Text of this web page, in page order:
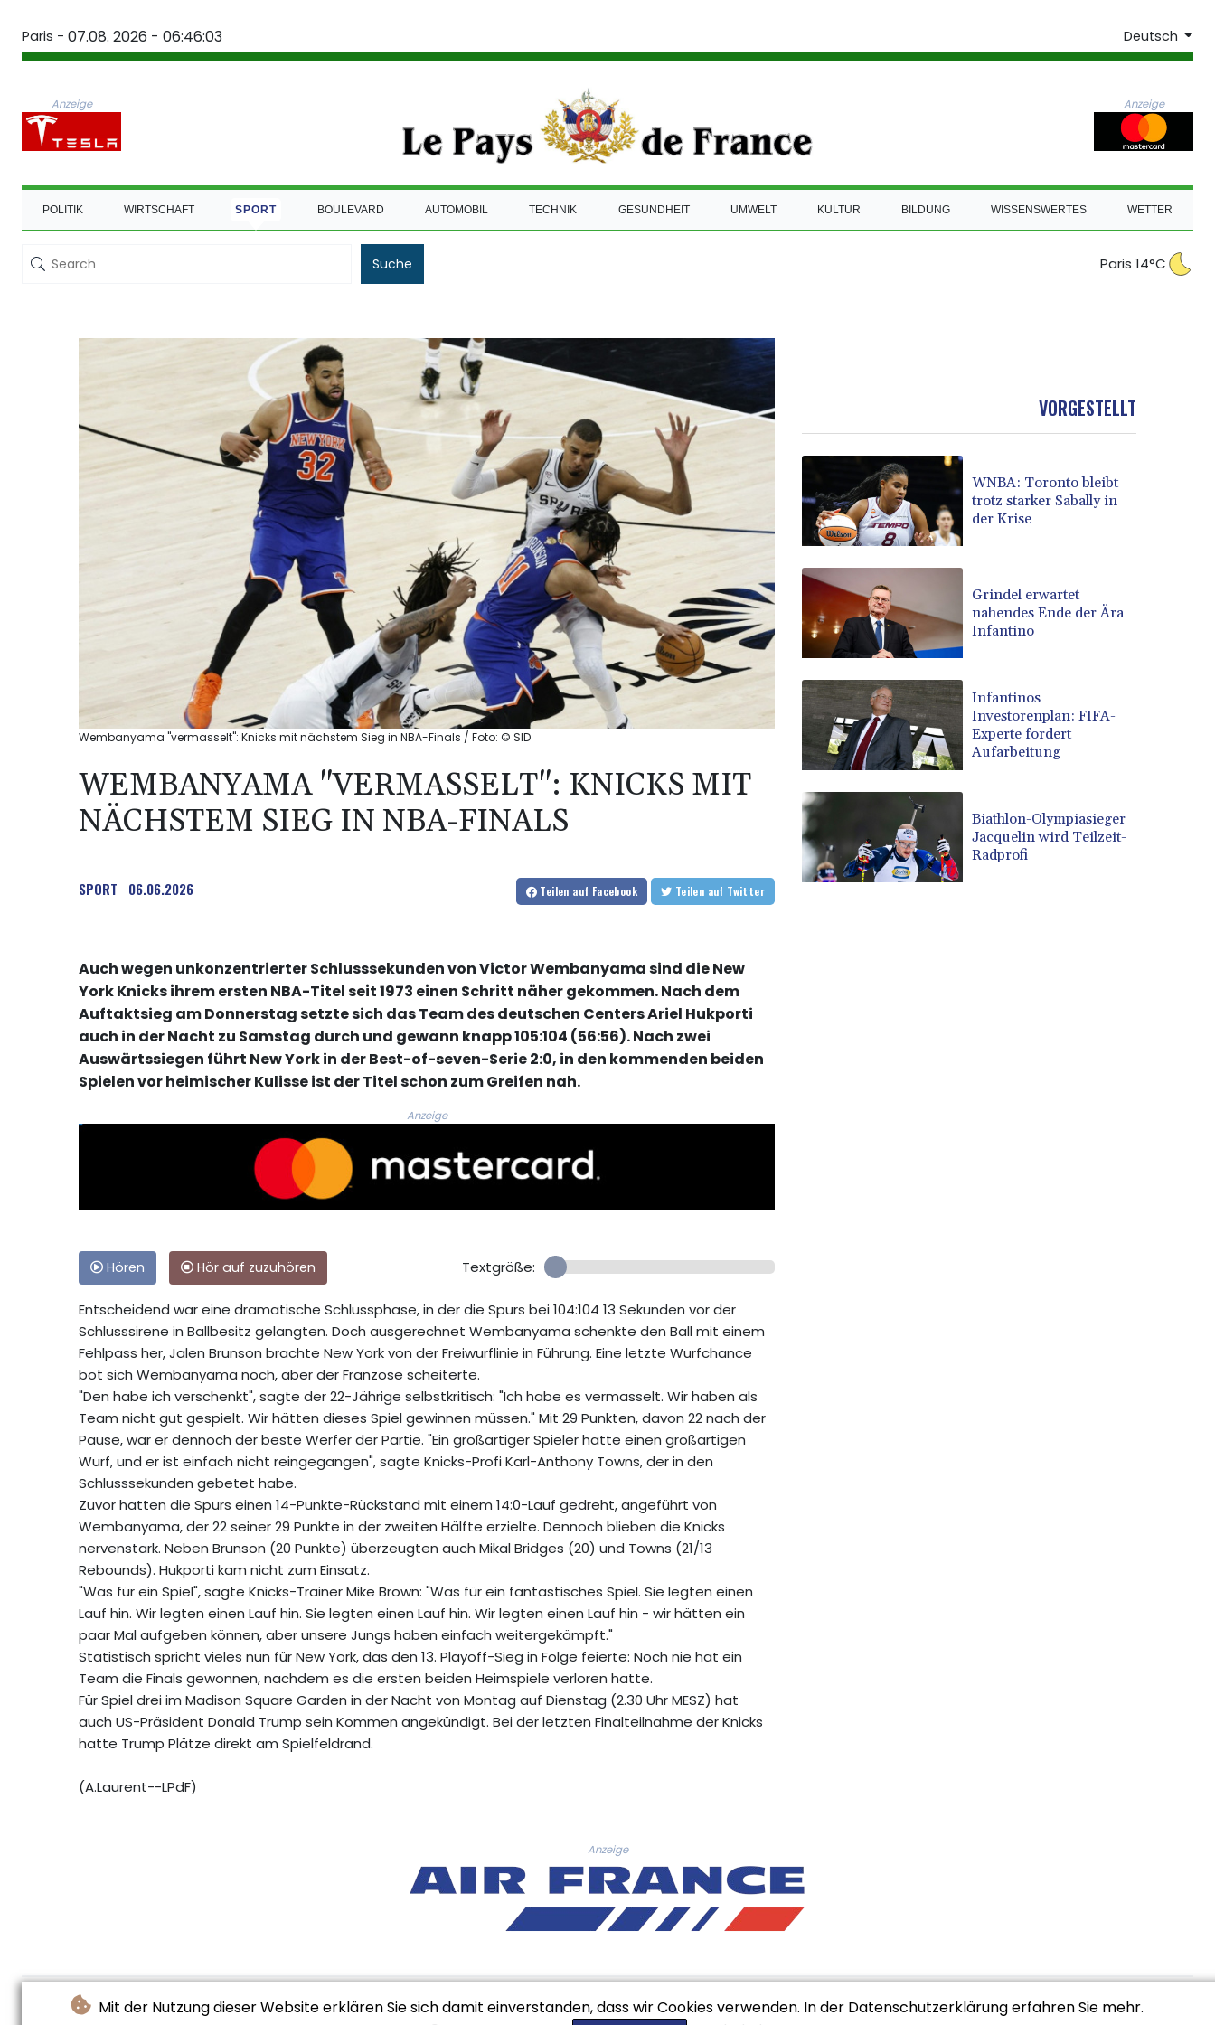
Mit der Nutzung dieser Website erklären Sie sich damit einverstanden, dass wir Cookies verwenden. In der Datenschutzerklärung erfahren Sie mehr.
Paris - 07.08. 2026 - 06:46:04 Deutsch
Anzeige Anzeige
POLITIK WIRTSCHAFT SPORT BOULEVARD AUTOMOBIL TECHNIK GESUNDHEIT UMWELT KULTUR BILDUNG WISSENSWERTES WETTER
Suche Paris 14°C
Wembanyama "vermasselt": Knicks mit nächstem Sieg in NBA-Finals / Foto: © SID
WEMBANYAMA "VERMASSELT": KNICKS MIT
NÄCHSTEM SIEG IN NBA-FINALS
SPORT 06.06.2026 Teilen auf Facebook Teilen auf Twitter
Auch wegen unkonzentrierter Schlusssekunden von Victor Wembanyama sind die New
York Knicks ihrem ersten NBA-Titel seit 1973 einen Schritt näher gekommen. Nach dem
Auftaktsieg am Donnerstag setzte sich das Team des deutschen Centers Ariel Hukporti
auch in der Nacht zu Samstag durch und gewann knapp 105:104 (56:56). Nach zwei
Auswärtssiegen führt New York in der Best-of-seven-Serie 2:0, in den kommenden beiden
Spielen vor heimischer Kulisse ist der Titel schon zum Greifen nah.
Anzeige
Hören Hör auf zuzuhören Textgröße:
Entscheidend war eine dramatische Schlussphase, in der die Spurs bei 104:104 13 Sekunden vor der
Schlusssirene in Ballbesitz gelangten. Doch ausgerechnet Wembanyama schenkte den Ball mit einem
Fehlpass her, Jalen Brunson brachte New York von der Freiwurflinie in Führung. Eine letzte Wurfchance
bot sich Wembanyama noch, aber der Franzose scheiterte.
"Den habe ich verschenkt", sagte der 22-Jährige selbstkritisch: "Ich habe es vermasselt. Wir haben als
Team nicht gut gespielt. Wir hätten dieses Spiel gewinnen müssen." Mit 29 Punkten, davon 22 nach der
Pause, war er dennoch der beste Werfer der Partie. "Ein großartiger Spieler hatte einen großartigen
Wurf, und er ist einfach nicht reingegangen", sagte Knicks-Profi Karl-Anthony Towns, der in den
Schlusssekunden gebetet habe.
Zuvor hatten die Spurs einen 14-Punkte-Rückstand mit einem 14:0-Lauf gedreht, angeführt von
Wembanyama, der 22 seiner 29 Punkte in der zweiten Hälfte erzielte. Dennoch blieben die Knicks
nervenstark. Neben Brunson (20 Punkte) überzeugten auch Mikal Bridges (20) und Towns (21/13
Rebounds). Hukporti kam nicht zum Einsatz.
"Was für ein Spiel", sagte Knicks-Trainer Mike Brown: "Was für ein fantastisches Spiel. Sie legten einen
Lauf hin. Wir legten einen Lauf hin. Sie legten einen Lauf hin. Wir legten einen Lauf hin - wir hätten ein
paar Mal aufgeben können, aber unsere Jungs haben einfach weitergekämpft."
Statistisch spricht vieles nun für New York, das den 13. Playoff-Sieg in Folge feierte: Noch nie hat ein
Team die Finals gewonnen, nachdem es die ersten beiden Heimspiele verloren hatte.
Für Spiel drei im Madison Square Garden in der Nacht von Montag auf Dienstag (2.30 Uhr MESZ) hat
auch US-Präsident Donald Trump sein Kommen angekündigt. Bei der letzten Finalteilnahme der Knicks
hatte Trump Plätze direkt am Spielfeldrand.
(A.Laurent--LPdF)
VORGESTELLT
WNBA: Toronto bleibt
trotz starker Sabally in
der Krise
Grindel erwartet
nahendes Ende der Ära
Infantino
Infantinos
Investorenplan: FIFA-
Experte fordert
Aufarbeitung
Biathlon-Olympiasieger
Jacquelin wird Teilzeit-
Radprofi
Anzeige